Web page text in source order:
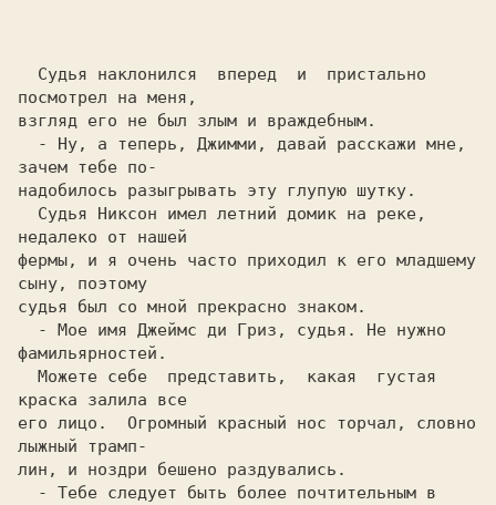
посмотрел на меня,
взгляд его не был злым и враждебным.
зачем тебе по-
надoбилocь разыгрывать эту глупую шутку.
недалеко от нашей
фермы, и я очень часто приходил к его младшему
сыну, поэтому
судья был co мной прекрасно знаком.
фамильярнocтей.
краска залила все
его лицо.  Огромный красный нос торчал, словно
лыжный трамп-
лин, и ноздри бешено раздувались.